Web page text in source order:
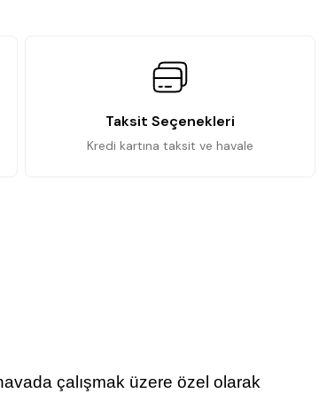
Taksit Seçenekleri
Kredi kartına taksit ve havale
çalışmak üzere özel olarak